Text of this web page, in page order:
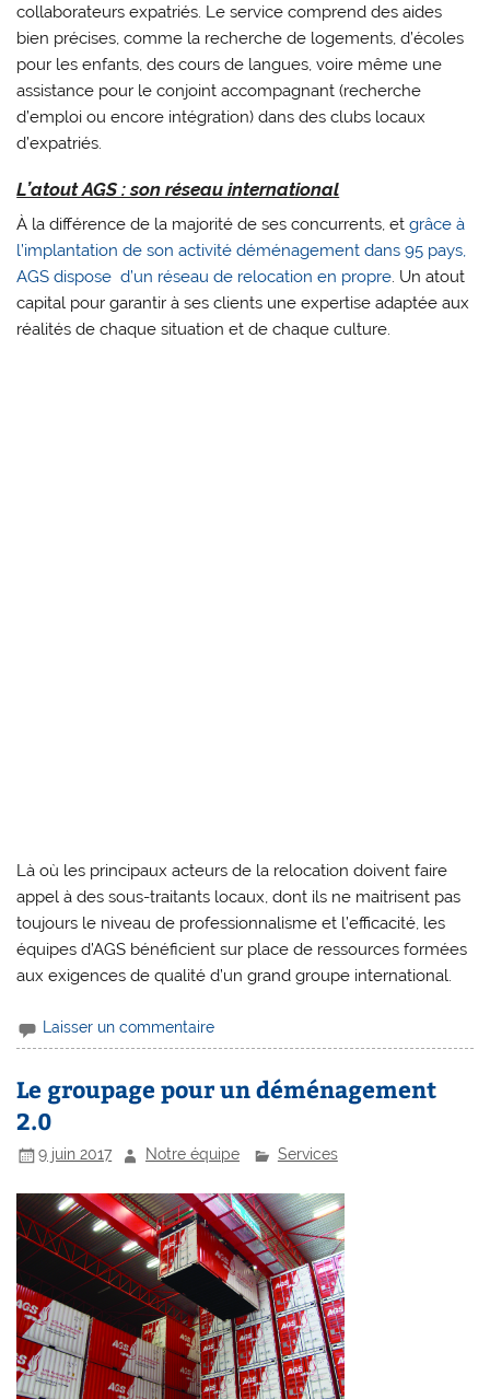
collaborateurs expatriés. Le service comprend des aides
bien précises, comme la recherche de logements, d’écoles
pour les enfants, des cours de langues, voire même une
assistance pour le conjoint accompagnant (recherche
d’emploi ou encore intégration) dans des clubs locaux
d’expatriés.
L’atout AGS : son réseau international
À la différence de la majorité de ses concurrents, etgrâce à
l’implantation de son activité déménagement dans 95 pays,
AGS dispose d’un réseau de relocation en propre. Un atout
capital pour garantir à ses clients une expertise adaptée aux
réalités de chaque situation et de chaque culture.
Là où les principaux acteurs de la relocation doivent faire
appel à des sous-traitants locaux, dont ils ne maitrisent pas
toujours le niveau de professionnalisme et l’efficacité, les
équipes d’AGS bénéficient sur place de ressources formées
aux exigences de qualité d’un grand groupe international.
Laisser un commentaire
Le groupage pour un déménagement
2.0
9 juin 2017 Notre équipe Services